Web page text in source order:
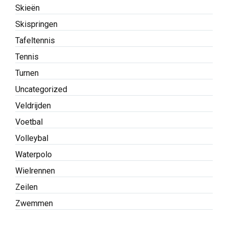
Skieën
Skispringen
Tafeltennis
Tennis
Turnen
Uncategorized
Veldrijden
Voetbal
Volleybal
Waterpolo
Wielrennen
Zeilen
Zwemmen